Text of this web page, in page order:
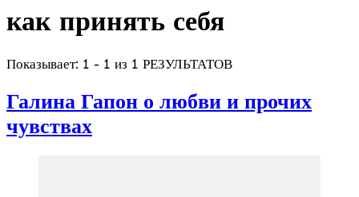
как принять себя
Показывает: 1 - 1 из 1 РЕЗУЛЬТАТОВ
Галина Гапон о любви и прочих
чувствах